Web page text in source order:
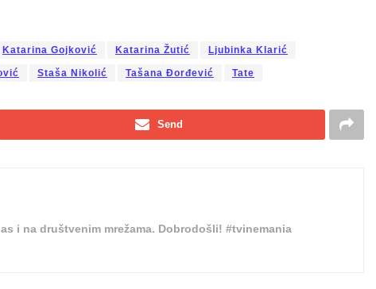
Katarina Gojković Katarina Žutić Ljubinka Klarić
Staša Nikolić Tašana Đorđević Tate
Send
i na društvenim mrežama. Dobrodošli! #tvinemania